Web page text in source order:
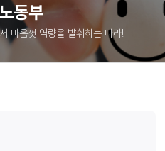
동부
마음껏 역량을 발휘하는 나라!